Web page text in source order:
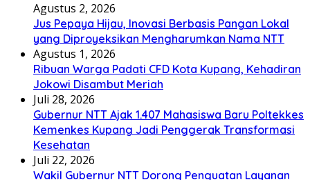
Agustus 2, 2026
Jus Pepaya Hijau, Inovasi Berbasis Pangan Lokal
yang Diproyeksikan Mengharumkan Nama NTT
Agustus 1, 2026
Ribuan Warga Padati CFD Kota Kupang, Kehadiran
Jokowi Disambut Meriah
Juli 28, 2026
Gubernur NTT Ajak 1.407 Mahasiswa Baru Poltekkes
Kemenkes Kupang Jadi Penggerak Transformasi
Kesehatan
Juli 22, 2026
Wakil Gubernur NTT Dorong Penguatan Layanan